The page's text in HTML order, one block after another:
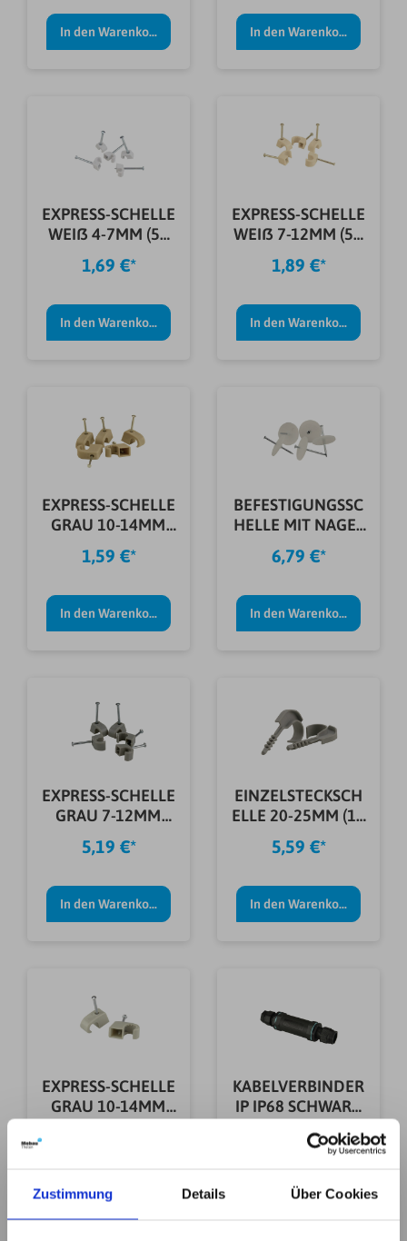
Zustimmung Details Über Cookies
In den Warenkorb In den Warenkorb
EXPRESS-SCHELLE
WEIß 4-7MM (50
STÜCK)
1,69 €*
In den Warenkorb
EXPRESS-SCHELLE
WEIß 7-12MM (50
STÜCK)
1,89 €*
In den Warenkorb
EXPRESS-SCHELLE
GRAU 10-14MM
(25 STÜCK)
1,59 €*
In den Warenkorb
BEFESTIGUNGSSC
HELLE MIT NAGEL
40MM 50 ST
6,79 €*
In den Warenkorb
EXPRESS-SCHELLE
GRAU 7-12MM
(200 STÜCK)
5,19 €*
In den Warenkorb
EINZELSTECKSCH
ELLE 20-25MM (10
STÜCK)
5,59 €*
In den Warenkorb
EXPRESS-SCHELLE
GRAU 10-14MM
In den Warenkorb
KABELVERBINDER
IP IP68 SCHWARZ
16,99 €*
In den Warenkorb